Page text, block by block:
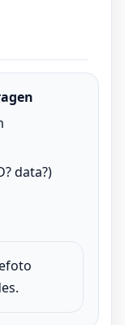
data?)